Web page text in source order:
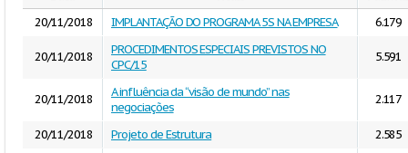
20/11/2018
IMPLANTAÇÃO DO PROGRAMA 5S NA EMPRESA 6.179
20/11/2018
PROCEDIMENTOS ESPECIAIS PREVISTOS NO
CPC/15
5.591
20/11/2018
A influência da “visão de mundo” nas
negociações
2.117
20/11/2018 Projeto de Estrutura
2.585